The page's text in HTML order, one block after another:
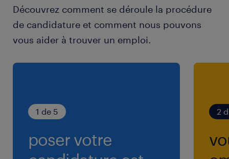
Découvrez comment se déroule la procédure
de candidature et comment nous pouvons
vous aider à trouver un emploi.
1 de 5
poser votre
2